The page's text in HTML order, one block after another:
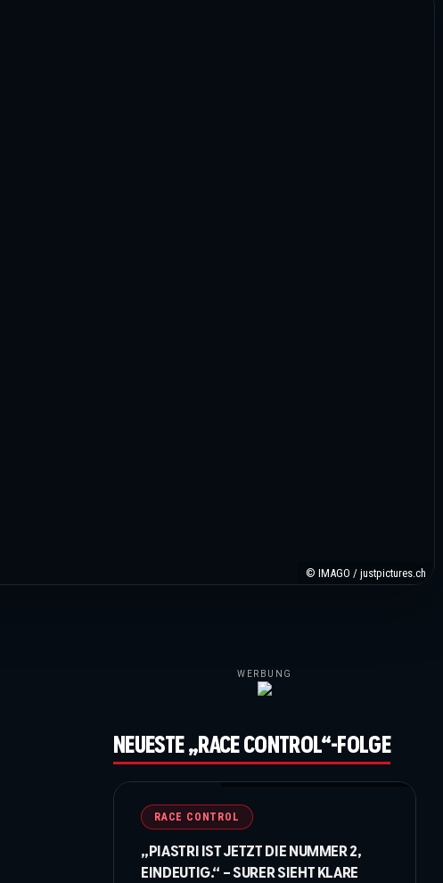
© IMAGO / justpictures.ch
WERBUNG
NEUESTE „RACE CONTROL“-FOLGE
RACE CONTROL
„PIASTRI IST JETZT DIE NUMMER 2,
EINDEUTIG.“ – SURER SIEHT KLARE